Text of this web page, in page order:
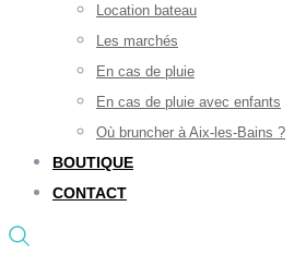
Location bateau
Les marchés
En cas de pluie
En cas de pluie avec enfants
Où bruncher à Aix-les-Bains ?
BOUTIQUE
CONTACT